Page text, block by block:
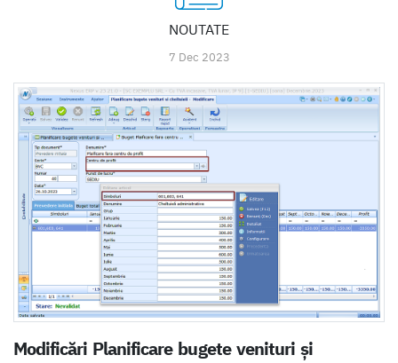
NOUTATE
7 Dec 2023
Modificări Planificare bugete venituri și